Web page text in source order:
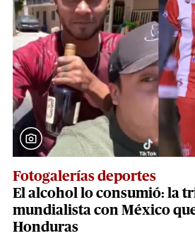
Fotogalerías deportes
El alcohol lo consumió: la
mundialista con México
Honduras